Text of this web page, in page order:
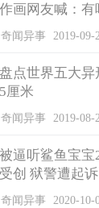
作画网友喊：有
奇闻异事 2019-09-
盘点世界五大
5厘米
奇闻异事 2019-08-
被逼听鲨鱼宝宝
受创 狱警遭起诉
奇闻异事 2020-10-